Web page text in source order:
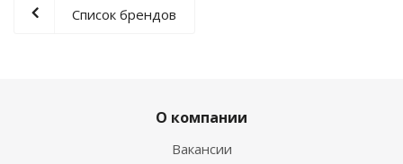
Список брендов
О компании
Вакансии